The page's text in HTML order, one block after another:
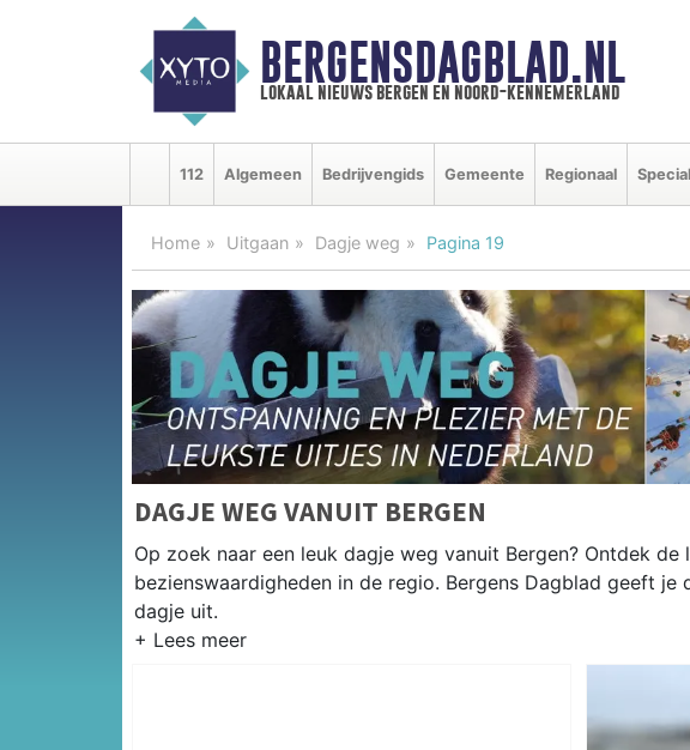
BERGENSDAGBLAD.NL
lokaal nieuws bergen en noord-kennemerland
112 Algemeen Bedrijvengids Gemeente Regionaal
Home Uitgaan Dagje weg Pagina 19
DAGJE WEG VANUIT BERGEN
Op zoek naar een leuk dagje weg vanuit Bergen? Ontdek
bezienswaardigheden in de regio. Bergens Dagblad geeft je
dagje uit.